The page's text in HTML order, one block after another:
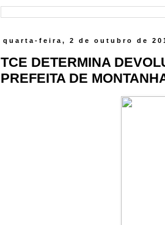
quarta-feira, 2 de outubro de
TCE DETERMINA
PREFEITA DE